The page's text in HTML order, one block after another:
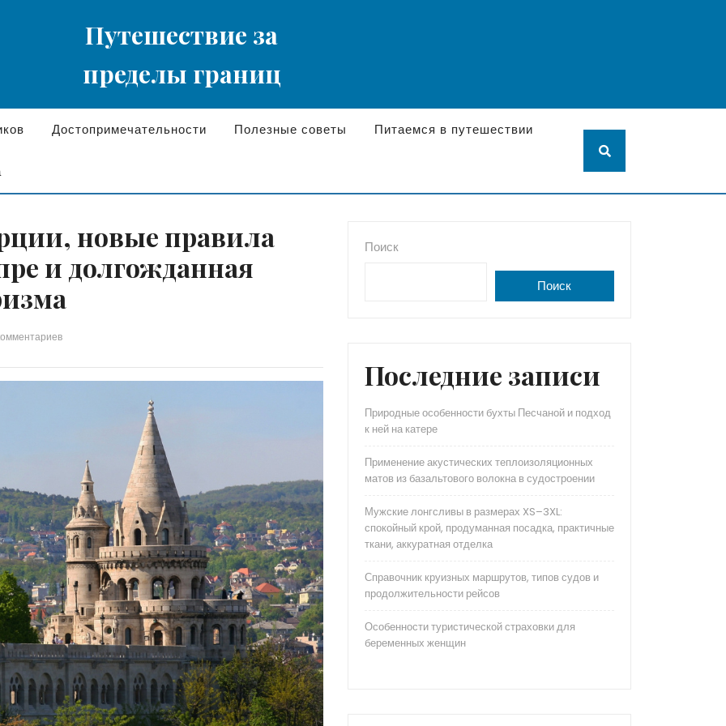
Путешествие за
пределы границ
Достопримечательности Полезные советы Питаемся в путешествии
новые правила
и долгожданная
Поиск
Поиск
Последние записи
Природные особенности бухты Песчаной и подход
к ней на катере
Применение акустических теплоизоляционных
матов из базальтового волокна в судостроении
Мужские лонгсливы в размерах XS–3XL:
спокойный крой, продуманная посадка, практичные
ткани, аккуратная отделка
Справочник круизных маршрутов, типов судов и
продолжительности рейсов
Особенности туристической страховки для
беременных женщин